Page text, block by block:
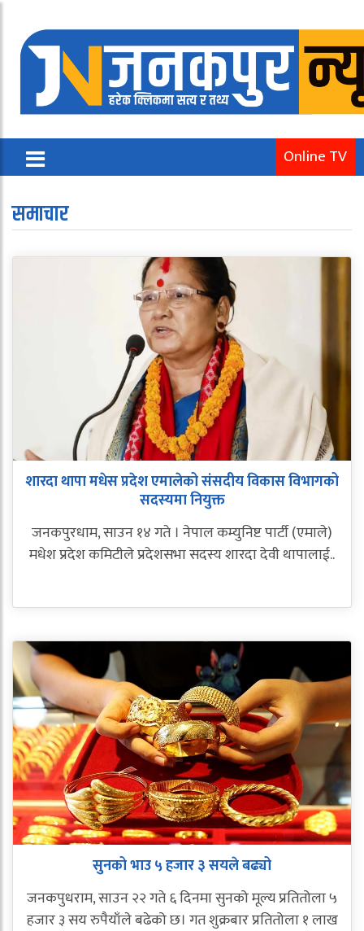
Online TV
समाचार
शारदा थापा मधेस प्रदेश एमालेको संसदीय विकास विभागको
सदस्यमा नियुक्त
जनकपुरधाम, साउन १४ गते । नेपाल कम्युनिष्ट पार्टी (एमाले)
मधेश प्रदेश कमिटीले प्रदेशसभा सदस्य शारदा देवी थापालाई..
सुनको भाउ ५ हजार ३ सयले बढ्यो
जनकपुधराम, साउन २२ गते ६ दिनमा सुनको मूल्य प्रतितोला ५
हजार ३ सय रुपैयाँले बढेको छ। गत शुक्रबार प्रतितोला १ लाख